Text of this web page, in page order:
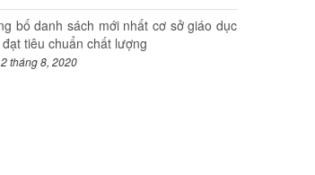
bố danh sách mới nhất cơ sở giáo dục
tiêu chuẩn chất lượng
tháng 8, 2020